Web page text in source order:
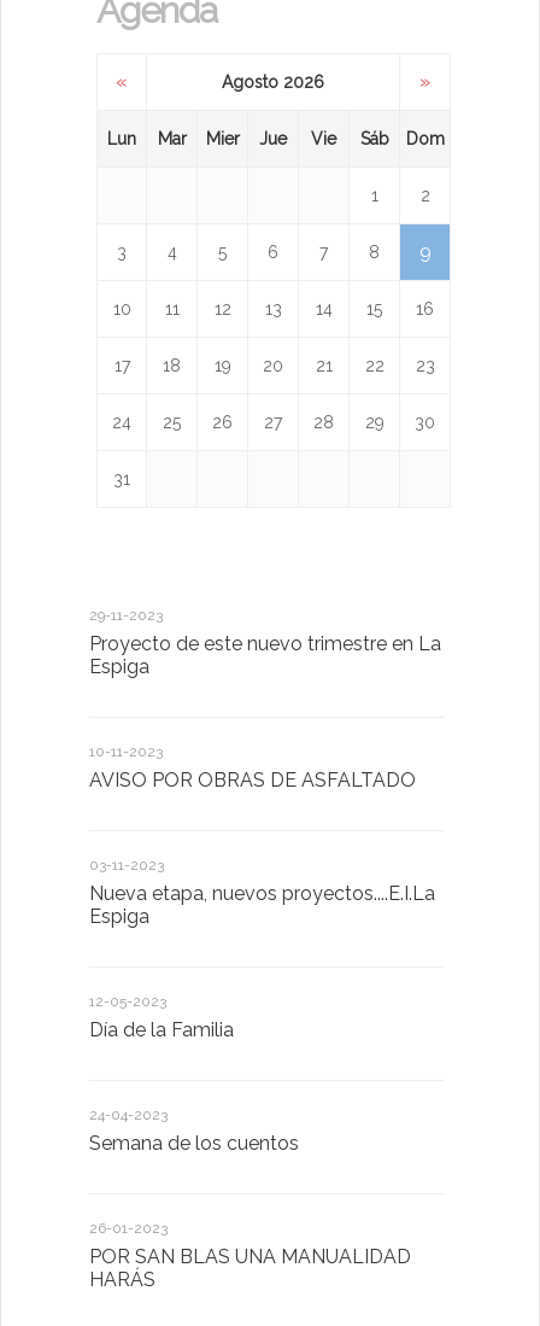
Agenda
« Agosto 2026 »
Lun Mar Mier Jue Vie Sáb Dom
1 2
3 4 5 6 7 8 9
10 11 12 13 14 15 16
17 18 19 20 21 22 23
24 25 26 27 28 29 30
31
29-11-2023
Proyecto de este nuevo trimestre en La
Espiga
10-11-2023
AVISO POR OBRAS DE ASFALTADO
03-11-2023
Nueva etapa, nuevos proyectos....E.I.La
Espiga
12-05-2023
Día de la Familia
24-04-2023
Semana de los cuentos
26-01-2023
POR SAN BLAS UNA MANUALIDAD
HARÁS